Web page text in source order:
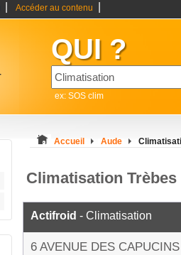
Accéder au contenu
QUI ?
ex: SOS clim
Accueil Aude
Climatisation Trèbes
Actifroid - Climatisation
6 AVENUE DES CAPUCINS